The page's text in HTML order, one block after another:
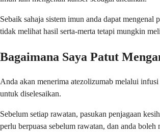
Sebaik sahaja sistem imun anda dapat
tidak melihat hasil serta-merta tetapi mungkin
Bagaimana Saya Patut
Anda akan menerima atezolizumab melalui
untuk diselesaikan.
Sebelum setiap rawatan, pasukan penjagaan
perlu berpuasa sebelum rawatan, dan anda boleh